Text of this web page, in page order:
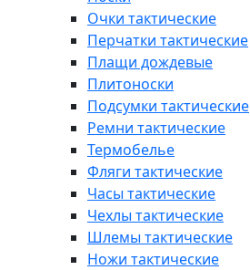
Очки тактические
Перчатки тактические
Плащи дождевые
Плитоноски
Подсумки тактические
Ремни тактические
Термобелье
Фляги тактические
Часы тактические
Чехлы тактические
Шлемы тактические
Ножи тактические